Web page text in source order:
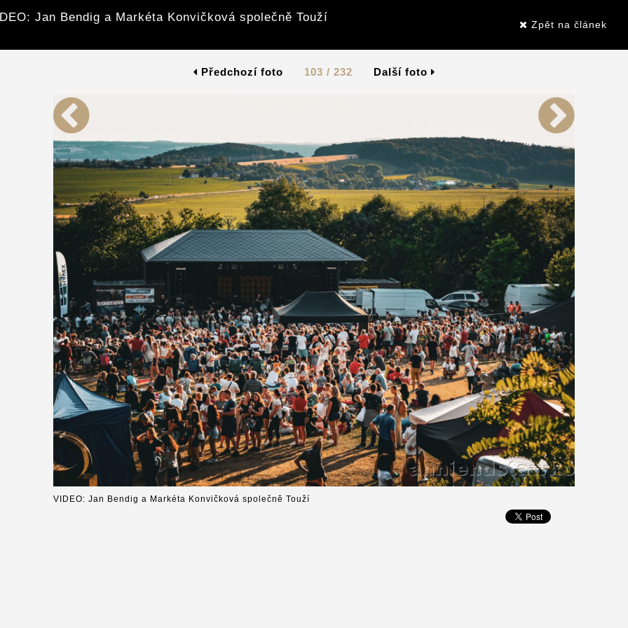
Jan Bendig a Markéta Konvičková společně Touží
Zpět na článek
Předchozí foto 103 / 232 Další foto
VIDEO: Jan Bendig a Markéta Konvičková společně Touží